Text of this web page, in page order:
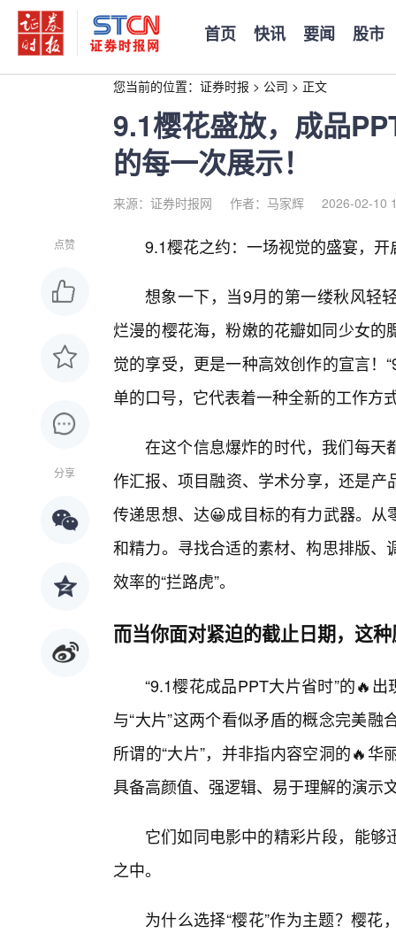
首页 快讯 要闻 股市
您当前的位置： 证券时报 > 公司 > 正文
9.1樱花盛放，成品
的每一次展示！
来源：证券时报网 作者：马家辉 2026-02-10
点赞
分享
9.1樱花之约：一场视觉的盛宴，
想象一下，当9月的第一缕秋风轻
烂漫的樱花海，粉嫩的花瓣如同少女
觉的享受，更是一种高效创作的宣言！
单的口号，它代表着一种全新的工作方
在这个信息爆炸的时代，我们每天
作汇报、项目融资、学术分享，还是
传递思想、达😀成目标的有力武器。
和精力。寻找合适的素材、构思排版
效率的“拦路虎”。
而当你面对紧迫的截止日期，这
“9.1樱花成品PPT大片省时”的🔥
与“大片”这两个看似矛盾的概念完美
所谓的“大片”，并非指内容空洞的🔥
具备高颜值、强逻辑、易于理解的演示
它们如同电影中的精彩片段，能
之中。
为什么选择“樱花”作为主题？樱